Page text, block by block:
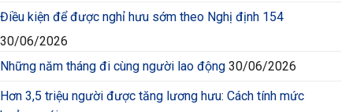
Điều kiện để được nghỉ hưu sớm theo Nghị định 154
30/06/2026
Những năm tháng đi cùng người lao động 30/06/2026
Hơn 3,5 triệu người được tăng lương hưu: Cách tính mức